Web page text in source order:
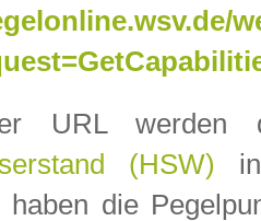
URL
(HSW)
haben die